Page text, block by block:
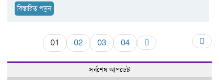
বিস্তারিত পড়ুন
01 02 03 04
সর্বশেষ আপডেট